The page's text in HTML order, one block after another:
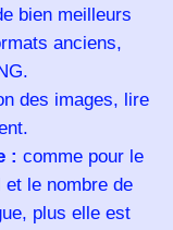
bien meilleurs
anciens,
des images, lire
: comme pour le
et le nombre de
plus elle est